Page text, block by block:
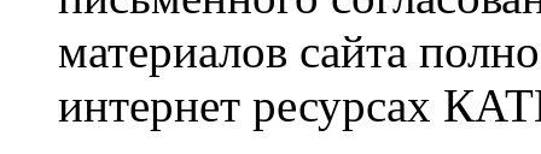
материалов сайта
интернет ресурсах